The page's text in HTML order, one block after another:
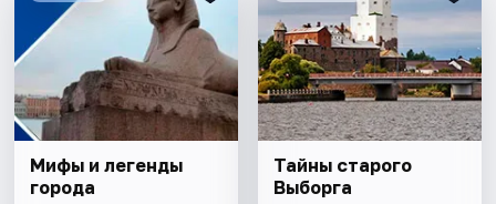
Мифы и легенды
города
Тайны старого
Выборга